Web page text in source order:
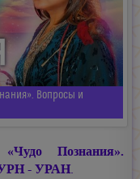
Вопросы и
Познания».
- УРАН.